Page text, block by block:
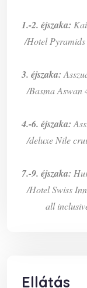
1.-2. éjszaka:
/Hotel
3. éjszaka:
/Basma Aswan
4.-6. éjszaka:
/deluxe Nile
7.-9. éjszaka:
/Hotel Swiss
all inclusive
Ellátás